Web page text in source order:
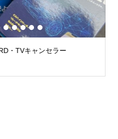
・TVキャンセラー
5 6 7 8 9